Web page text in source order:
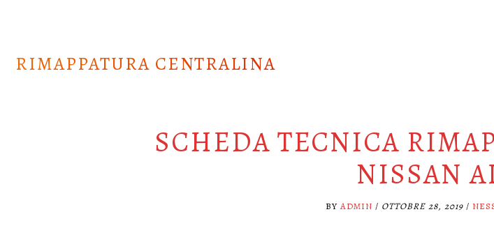
RIMAPPATURA CENTRALINA
SCHEDA TECNICA
NISSAN
BY ADMIN / OTTOBRE 28, 2019/